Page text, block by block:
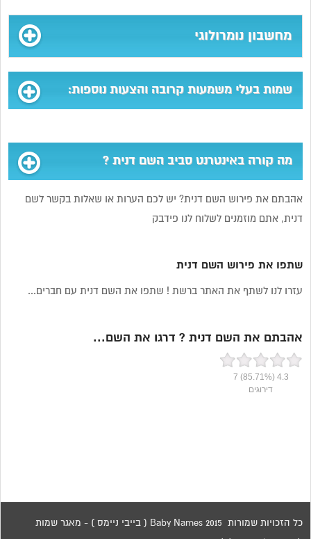
מחשבון נומרולוגי
שמות בעלי משמעות קרובה והצעות נוספות:
מה קורה באינטרנט סביב השם דנית ?
אהבתם את פירוש השם דנית? יש לכם הערות או שאלות בקשר לשם
דנית, אתם מוזמנים לשלוח לנו פידבק
שתפו את פירוש השם דנית
עזרו לנו לשתף את האתר ברשת ! שתפו את השם דנית עם חברים...
אהבתם את השם דנית ? דרגו את השם...
4.3
(85.71%)
7
דירוגים
כל הזכויות שמורות 2015 Baby Names ( בייבי ניימס ) - מאגר שמות